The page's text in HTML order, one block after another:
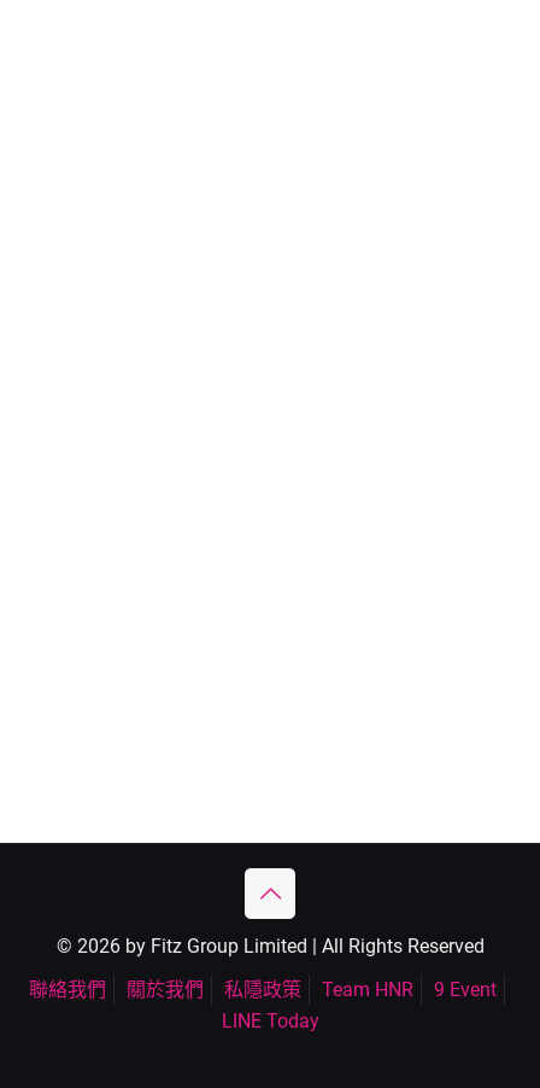
© 2026 by Fitz Group Limited | All Rights Reserved
聯絡我們
關於我們 私隱政策 Team HNR
9 Event
LINE Today